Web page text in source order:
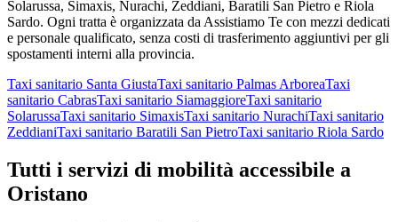
Solarussa, Simaxis, Nurachi, Zeddiani, Baratili San Pietro e Riola
Sardo. Ogni tratta è organizzata da Assistiamo Te con mezzi dedicati
e personale qualificato, senza costi di trasferimento aggiuntivi per gli
spostamenti interni alla provincia.
Taxi sanitario Santa GiustaTaxi sanitario Palmas ArboreaTaxi
sanitario CabrasTaxi sanitario SiamaggioreTaxi sanitario
SolarussaTaxi sanitario SimaxisTaxi sanitario NurachiTaxi sanitario
ZeddianiTaxi sanitario Baratili San PietroTaxi sanitario Riola Sardo
Tutti i servizi di mobilità accessibile a
Oristano